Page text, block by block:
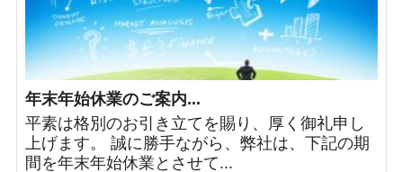
年末年始休業のご案内...
平素は格別のお引き立てを賜り、厚く御礼申し
上げます。 誠に勝手ながら、弊社は、下記の期
間を年末年始休業とさせて...